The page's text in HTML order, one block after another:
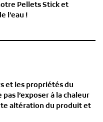
Pellets Stick et
l’eau !
et les propriétés du
l’exposer à la chaleur
altération du produit et